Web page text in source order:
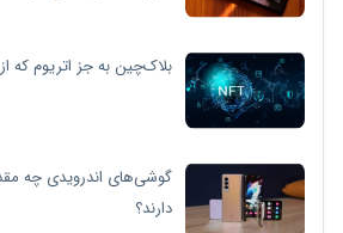
بلاک‌چین به جز اتریوم که از NFT پشتیبانی می‌کنند
دارند؟